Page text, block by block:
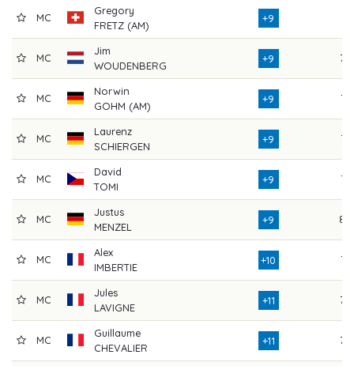
MC
Gregory
FRETZ (AM)
+9
MC
Jim
WOUDENBERG
+9 78
MC
Norwin
GOHM (AM)
+9 76
MC
Laurenz
SCHIERGEN
+9 75
MC
David
TOMI
+9 73
MC
Justus
MENZEL
+9 80
MC
Alex
IMBERTIE
+10 76
MC
Jules
LAVIGNE
+11 79
MC
Guillaume
CHEVALIER
+11 78